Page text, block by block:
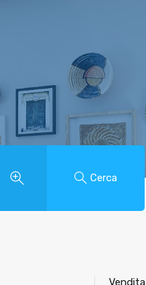
Cerca
Vendita